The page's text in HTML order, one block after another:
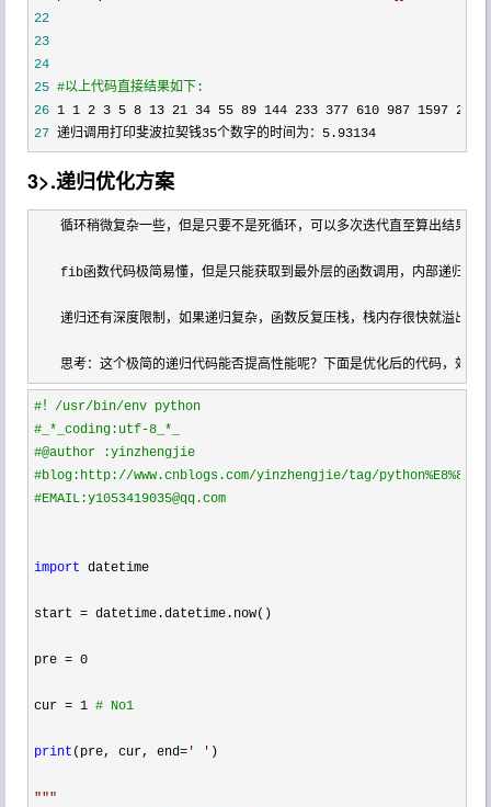
22
23
24
25 #以上代码直接结果如下:
26
27 递归调用打印斐波拉契钱35个数字的时间为：5.93134
3>.递归优化方案
循环稍微复杂一些，但是只要不是死循环，可以多次迭代直至算出结果
fib函数代码极简易懂，但是只能获取到最外层的函数调用，内部递归都是
递归还有深度限制，如果递归复杂，函数反复压栈，栈内存很快就溢出了
思考：这个极简的递归代码能否提高性能呢？下面是优化后的代码，效率
#！/usr/bin/env python
# _*_coding:utf-8_*_
#@author :yinzhengjie
#blog:http://www.cnblogs.com/yinzhengjie/tag/
#EMAIL:y1053419035@qq.com
import datetime
start = datetime.datetime.now()
pre = 0
cur = 1 # No1
print (pre, cur, end= ' ' )
"""